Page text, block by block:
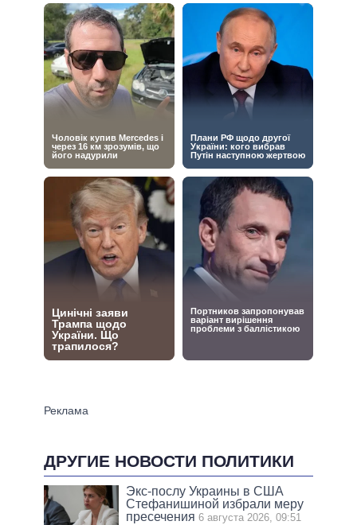
ДРУГИЕ НОВОСТИ ПОЛИТИКИ
Экс-послу Украины в США
Стефанишиной избрали меру
пресечения 6 августа 2026, 09:51